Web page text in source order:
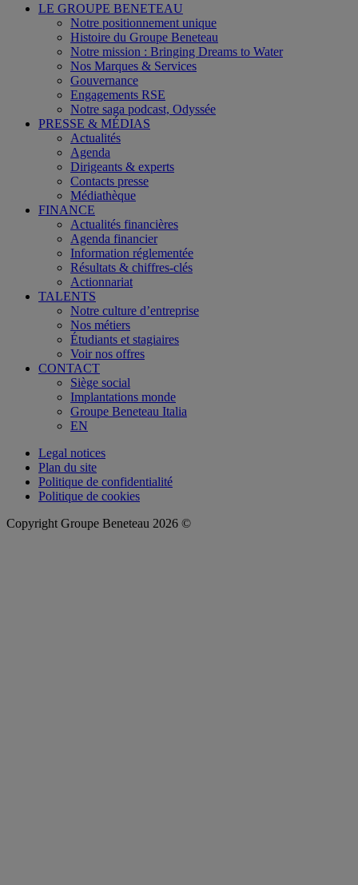
LE GROUPE BENETEAU
Notre positionnement unique
Histoire du Groupe Beneteau
Notre mission : Bringing Dreams to Water
Nos Marques & Services
Gouvernance
Engagements RSE
Notre saga podcast, Odyssée
PRESSE & MÉDIAS
Actualités
Agenda
Dirigeants & experts
Contacts presse
Médiathèque
FINANCE
Actualités financières
Agenda financier
Information réglementée
Résultats & chiffres-clés
Actionnariat
TALENTS
Notre culture d’entreprise
Nos métiers
Étudiants et stagiaires
Voir nos offres
CONTACT
Siège social
Implantations monde
Groupe Beneteau Italia
EN
Legal notices
Plan du site
Politique de confidentialité
Politique de cookies
Copyright Groupe Beneteau 2026 ©